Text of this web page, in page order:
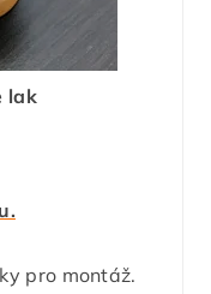
lak
pro montáž.